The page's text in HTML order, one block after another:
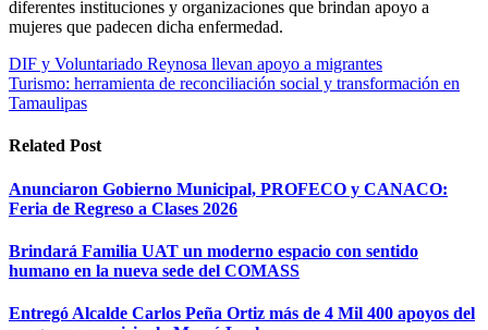
diferentes instituciones y organizaciones que brindan apoyo a
mujeres que padecen dicha enfermedad.
Navegación
de
DIF y Voluntariado Reynosa llevan apoyo a migrantes
Turismo: herramienta de reconciliación social y transformación en
Tamaulipas
Related Post
Anunciaron Gobierno Municipal, PROFECO y CANACO:
Feria de Regreso a Clases 2026
Brindará Familia UAT un moderno espacio con sentido
humano en la nueva sede del COMASS
Entregó Alcalde Carlos Peña Ortiz más de 4 Mil 400 apoyos del